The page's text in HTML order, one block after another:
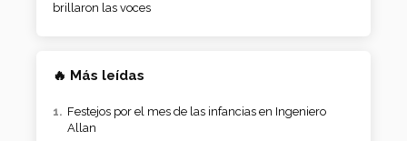
brillaron las voces
🔥 Más leídas
Festejos por el mes de las infancias en Ingeniero
Allan